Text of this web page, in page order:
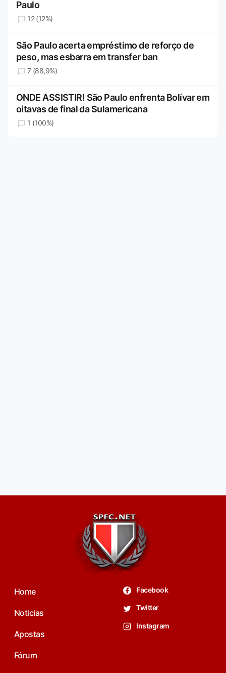
Paulo
12 (12%)
São Paulo acerta empréstimo de reforço de
peso, mas esbarra em transfer ban
7 (88,9%)
ONDE ASSISTIR! São Paulo enfrenta Bolívar em
oitavas de final da Sulamericana
1 (100%)
Home
Noticias
Apostas
Fórum
Facebook
Twitter
Instagram